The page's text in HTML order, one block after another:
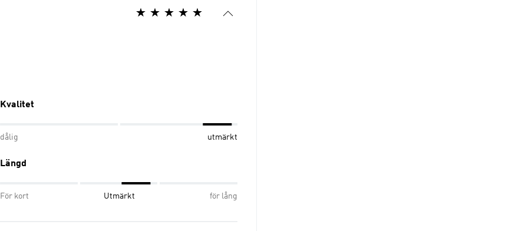
Kvalitet
dålig utmärkt
Längd
För kort Utmärkt för lång